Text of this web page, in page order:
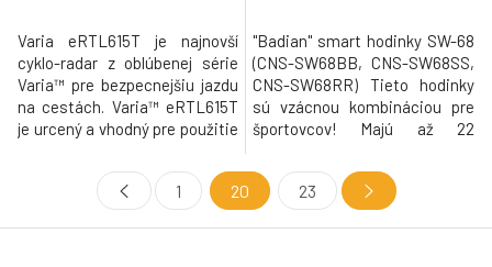
Varia eRTL615T je najnovší
cyklo-radar z oblúbenej série
Varia™ pre bezpecnejšiu jazdu
na cestách. Varia™ eRTL615T
je urcený a vhodný pre použitie
externým napájaním. Pre
pripojenie z eBike a napájanie
radaru je nevyhnutné dokúpit
"Badian" smart hodinky SW-68
(CNS-SW68BB, CNS-SW68SS,
CNS-SW68RR) Tieto hodinky
sú vzácnou kombináciou pre
športovcov! Majú až 22
pravidelných prechádzok až po
bejzbal a jogu. Štatisticky
povedané, existuje vysoká
1 20 23